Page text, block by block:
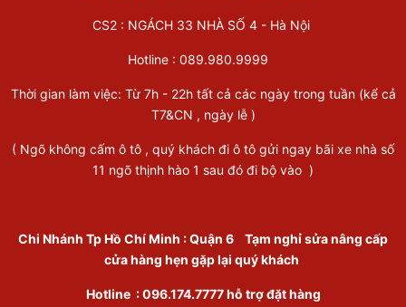
CS2 : NGÁCH 33 NHÀ SỐ 4 - Hà Nội
Hotline : 089.980.9999
Thời gian làm việc: Từ 7h - 22h tất cả các ngày trong tuần (kể cả
T7&CN , ngày lễ )
( Ngõ không cấm ô tô , quý khách đi ô tô gửi ngay bãi xe nhà số
11 ngõ thịnh hào 1 sau đó đi bộ vào )
Chi Nhánh Tp Hồ Chí Minh :Quận 6 Tạm nghỉ sửa nâng cấp
cửa hàng hẹn gặp lại quý khách
Hotline : 096.174.7777 hỗ trợ đặt hàng